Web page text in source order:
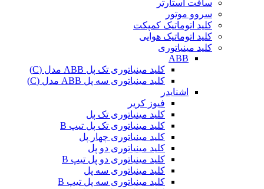
سافت استارتر
سروو موتور
کلید اتوماتیک کمپکت
کلید اتوماتیک هوایی
کلید مینیاتوری
ABB
کلید مینیاتوری تک پل ABB مدل (C)
کلید مینیاتوری سه پل ABB مدل (C)
اشنایدر
فیوز کریر
کلید مینیاتوری تک پل
کلید مینیاتوری تک پل تیپ B
کلید مینیاتوری چهار پل
کلید مینیاتوری دو پل
کلید مینیاتوری دو پل تیپ B
کلید مینیاتوری سه پل
کلید مینیاتوری سه پل تیپ B